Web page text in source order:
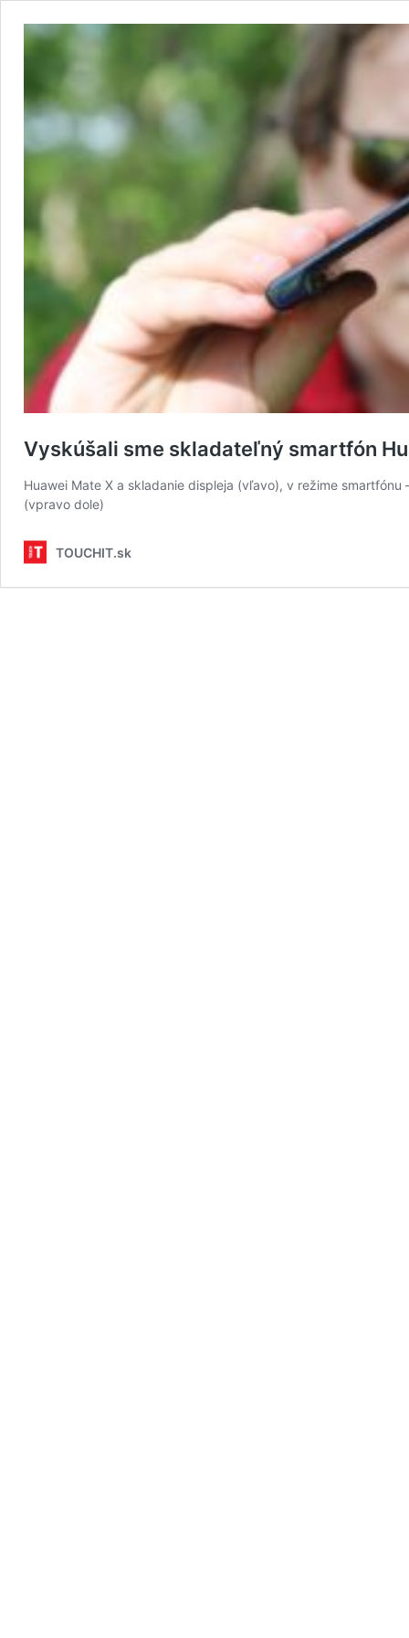
Vyskúšali sme skladateľný smartfón
Huawei Mate X a skladanie displeja (vľavo), v režime
(vpravo dole)
TOUCHIT.sk